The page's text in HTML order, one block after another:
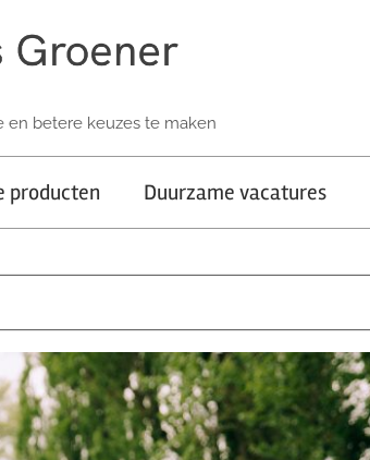
en betere keuzes te maken
producten Duurzame vacatures